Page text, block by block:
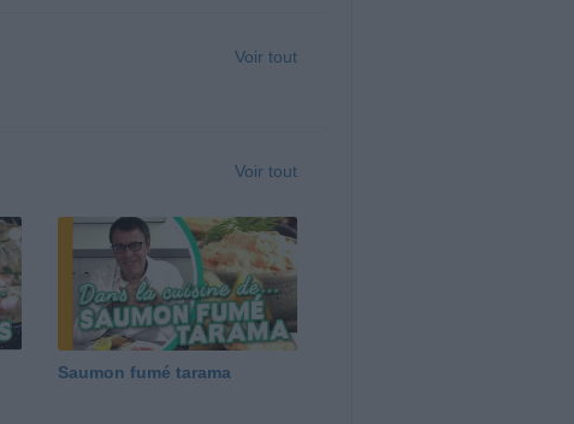
Voir tout
Voir tout
Saumon fumé tarama